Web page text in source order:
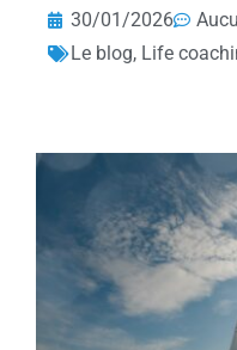
30/01/2026
Le blog, Life